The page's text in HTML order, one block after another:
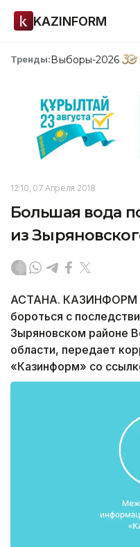
KAZINFORM
Тренды:Выборы-2026
12:10, 07 Апреля 2018
Большая вода
из
АСТАНА. КАЗИНФОРМ
бороться с
Зыряновском районе
области, передает
«Казинформ» со